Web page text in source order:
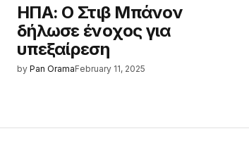
ΗΠΑ: Ο Στιβ Μπάνον
δήλωσε ένοχος για
υπεξαίρεση
by Pan OramaFebruary 11, 2025